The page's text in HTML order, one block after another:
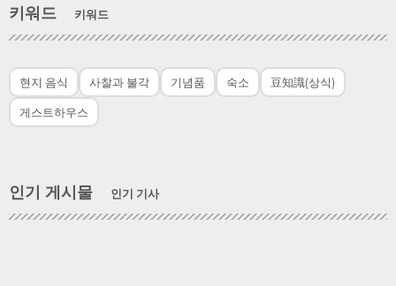
키워드 키워드
현지 음식 사찰과 불각 기념품 숙소 豆知識(상식)
게스트하우스
인기 게시물 인기 기사